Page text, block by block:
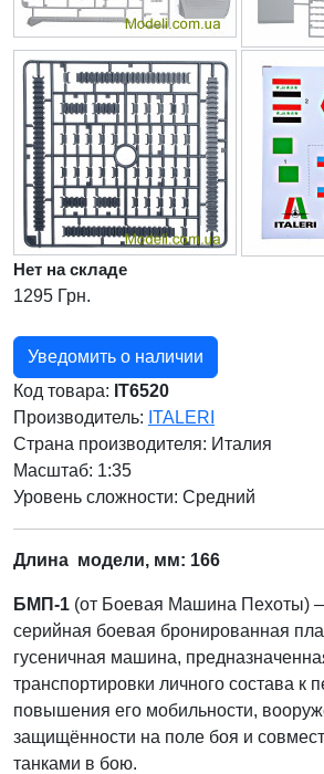
Нет на складе
1295 Грн.
Уведомить о наличии
Код товара: IT6520
Производитель: ITALERI
Страна производителя: Италия
Масштаб: 1:35
Уровень сложности: Cредний
Длина модели, мм: 166
БМП-1 (от Боевая Машина Пехоты)
серийная боевая бронированная
гусеничная машина,
транспортировки личного состава к
повышения его мобильности,
защищённости на поле боя и
танками в бою.